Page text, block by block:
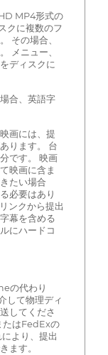
MP4形式の
クに複数のフ
その場合、
メニュー、
ディスクに
合、英語字
画には、提
ります。 台
です。 映画
映画に含ま
たい場合
必要はあり
ンクから提出
幕を含める
にハードコ
の代わり
して物理ディ
してくださ
たはFedExの
より、提出
ます。